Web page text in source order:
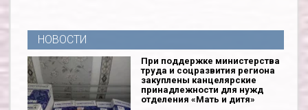
НОВОСТИ
При поддержке министерства
труда и соцразвития региона
закуплены канцелярские
принадлежности для нужд
отделения «Мать и дитя»